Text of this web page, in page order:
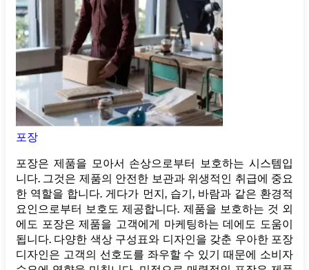
포장
포장은 제품을 모아서 손상으로부터 보호하는 시스템입
니다. 그것은 제품의 안전한 보관과 위생적인 ​​취급에 중요
한 역할을 합니다. 게다가 먼지, 습기, 바람과 같은 환경적
요인으로부터 보호도 제공합니다. 제품을 보호하는 것 외
에도 포장은 제품을 고객에게 마케팅하는 데에도 도움이
됩니다. 다양한 색상 구성표와 디자인을 갖춘 우아한 포장
디자인은 고객의 선호도를 좌우할 수 있기 때문에 소비자